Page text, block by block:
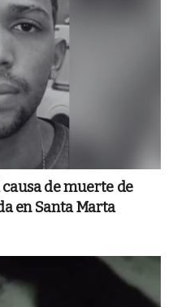
de muerte de
en Santa Marta